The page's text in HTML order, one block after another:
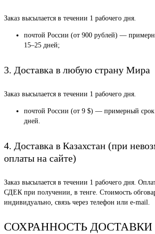
Заказ высылается в течении 1 рабочего дня.
почтой России (от 900 рублей) —
15–25 дней;
3. Доставка в любую страну Мира
Заказ высылается в течении 1 рабочего дня.
почтой России (от 9 $) — примерный срок
дней.
4. Доставка в Казахстан (при
оплаты на сайте)
Заказ высылается в течении 1 рабочего дня.
СДЕК при получении, в тенге. Стоимость
индивидуально, связь через телефон или e-mail.
СОХРАННОСТЬ ДОСТАВКИ